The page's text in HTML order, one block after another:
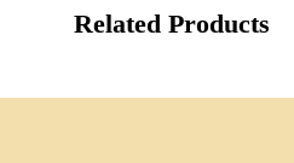
Related Products